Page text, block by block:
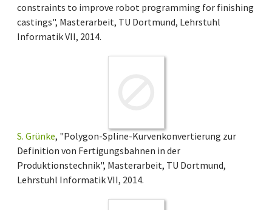
constraints to improve robot programming for finishing
castings", Masterarbeit, TU Dortmund, Lehrstuhl
Informatik VII, 2014.
S. Grünke, "Polygon-Spline-Kurvenkonvertierung zur
Definition von Fertigungsbahnen in der
Produktionstechnik", Masterarbeit, TU Dortmund,
Lehrstuhl Informatik VII, 2014.